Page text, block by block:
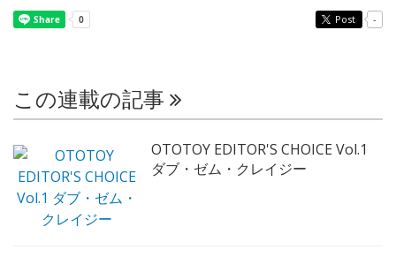
Post -
この連載の記事
OTOTOY EDITOR'S CHOICE Vol.1
ダブ・ゼム・クレイジー